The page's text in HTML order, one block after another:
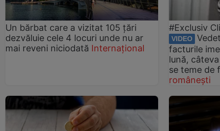
Un bărbat care a vizitat 105 țări
dezvăluie cele 4 locuri unde nu ar
mai reveni niciodată Internațional
#Exclusiv
VIDEO
facturile
lună,
se teme de
românești